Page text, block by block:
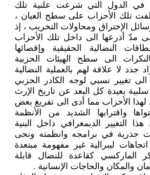
في الدول التي شرعت علنية تلك
تلك الأحزاب على سطح العيان ،
الإختراق ومحاولات التخريب ، إذ
مدّ أذرعها الى داخل تلك الأحزاب
النضالية الحقيقية وإقصائها
الى سطح الهيئات الحزبية
جدد لا علاقة لهم بالعملية النضالية
الى تغيير نسبي لوجه الكادر الحزبي
بعيدة كل البعد عن تاريخ الإرث
الأحزاب مما أدى الى تفريغ بعض
واقترابها الشديد من الأنظمة
التغيير الديمغرافي داخل البنية
جذرية في برامجه وانظمته ونحى
ليبرالية غير مفهومة مبتعدة
الماركسي كقاعدة للنضال قابلة
والمكان والحاجات الإنسانية .